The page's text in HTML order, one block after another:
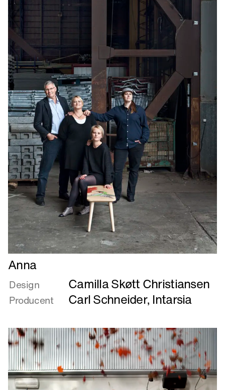
Læs
mere
om
Anna
Anna
Design Camilla Skøtt Christiansen
Producent Carl Schneider, Intarsia